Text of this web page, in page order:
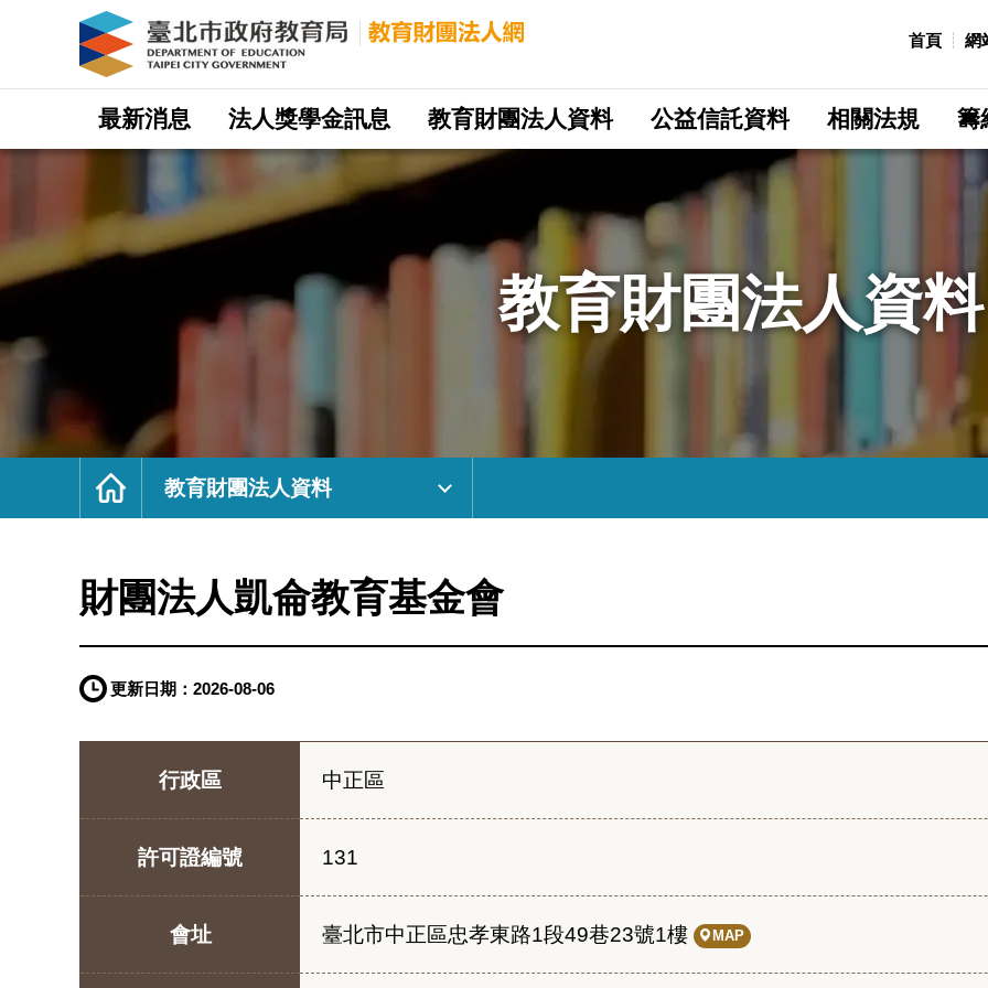
基
北
人
網
首頁 網
網
最新消息 法人獎學金訊息 教育財團法人資料 公益信託資料 相關法規 籌
教育財團法人資料
首
教育財團法人資料
財團法人凱侖教育基金會
更新日期： 2026-08-06
行政區 中正區
許可證編號 131
會址 臺北市中正區忠孝東路1段49巷23號1樓 MAP